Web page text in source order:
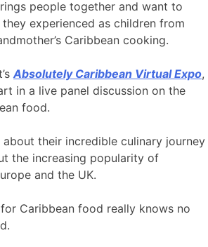
people together and want to
experienced as children from
Caribbean cooking.
Absolutely Caribbean Virtual Expo,
in a live panel discussion on the
food.
their incredible culinary journey
the increasing popularity of
and the UK.
Caribbean food really knows no